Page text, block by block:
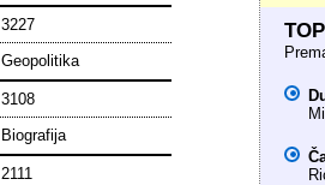
3227
Geopolitika
3108
Biografija
2111